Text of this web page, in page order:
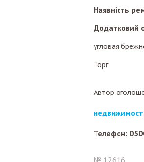
Наявність
Додатковий
угловая
Торг
Автор
Телефон:
№ 12616